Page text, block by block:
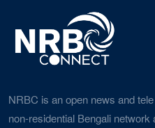
NRBC is an open news and
non-residential Bengali